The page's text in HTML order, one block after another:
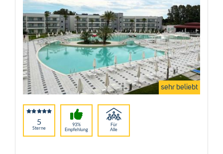
sehr beliebt
5
Sterne
93%
Empfehlung
Für
Alle